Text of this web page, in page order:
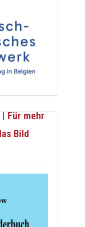
Für mehr
Bild